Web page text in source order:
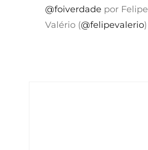
@foiverdade por Felipe
Valério (@felipevalerio)